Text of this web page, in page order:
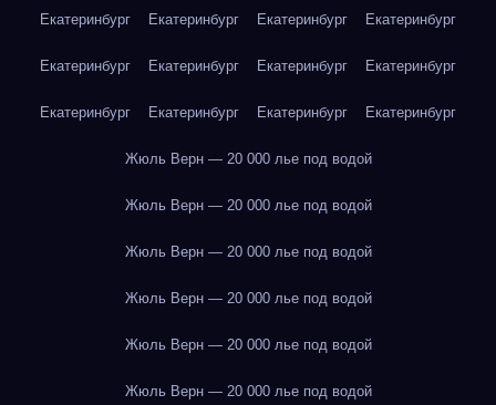
Екатеринбург Екатеринбург Екатеринбург Екатеринбург
Екатеринбург Екатеринбург Екатеринбург Екатеринбург
Екатеринбург Екатеринбург Екатеринбург Екатеринбург
Жюль Верн — 20 000 лье под водой
Жюль Верн — 20 000 лье под водой
Жюль Верн — 20 000 лье под водой
Жюль Верн — 20 000 лье под водой
Жюль Верн — 20 000 лье под водой
Жюль Верн — 20 000 лье под водой